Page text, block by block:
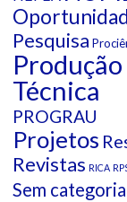
Pesquisa
Produção
Técnica
PROGRAU
Projetos
Revistas RICA
Sem categoria